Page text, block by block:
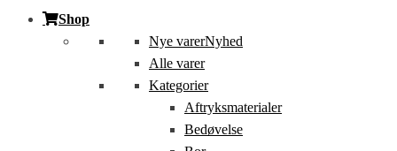
Shop
Nye varerNyhed
Alle varer
Kategorier
Aftryksmaterialer
Bedøvelse